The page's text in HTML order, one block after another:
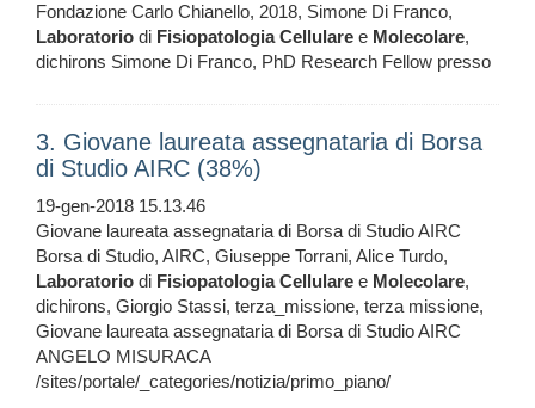
Fondazione Carlo Chianello, 2018, Simone Di Franco,
Laboratorio di Fisiopatologia Cellulare e Molecolare,
dichirons Simone Di Franco, PhD Research Fellow presso
3. Giovane laureata assegnataria di Borsa
di Studio AIRC (38%)
19-gen-2018 15.13.46
Giovane laureata assegnataria di Borsa di Studio AIRC
Borsa di Studio, AIRC, Giuseppe Torrani, Alice Turdo,
Laboratorio di Fisiopatologia Cellulare e Molecolare,
dichirons, Giorgio Stassi, terza_missione, terza missione,
Giovane laureata assegnataria di Borsa di Studio AIRC
ANGELO MISURACA
/sites/portale/_categories/notizia/primo_piano/